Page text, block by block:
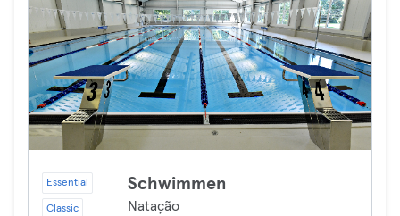
Essential
Classic
Schwimmen
Natação